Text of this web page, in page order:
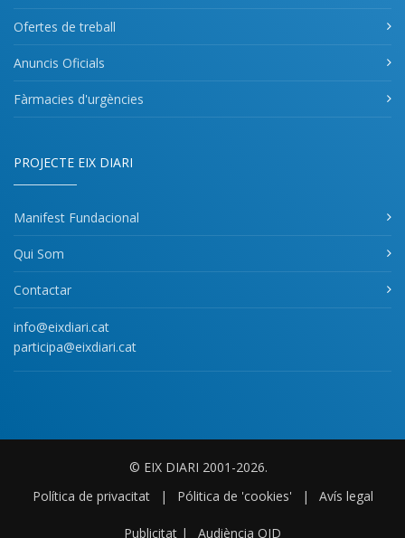
Ofertes de treball
Anuncis Oficials
Fàrmacies d'urgències
PROJECTE EIX DIARI
Manifest Fundacional
Qui Som
Contactar
info@eixdiari.cat
participa@eixdiari.cat
© EIX DIARI 2001-2026.
Política de privacitat
| Pólitica de 'cookies' | Avís legal
Publicitat | Audiència OJD